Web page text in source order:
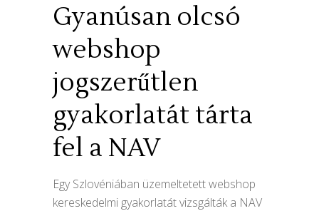
Gyanúsan olcsó
webshop
jogszerűtlen
gyakorlatát tárta
fel a NAV
Egy Szlovéniában üzemeltetett webshop
kereskedelmi gyakorlatát vizsgálták a NAV